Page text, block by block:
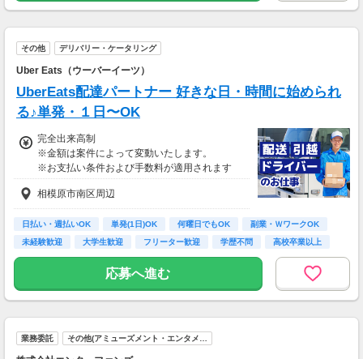
★交通誘導2級（以上）として従事した場合
■65歳～69歳迄では他の年代と同じ現場でも
安全面・体力面の考慮により比較的低負荷の業
70歳以降では低負荷業務や季節により
相談の上短時間勤務をすることもあるため
＜月収例＞
月収28万円可能
（日給1万4,000円×月20日勤務）
その他 デリバリー・ケータリング
Uber Eats（ウーバーイーツ）
UberEats配達パートナー 好きな日・時間に始められ
る♪単発・１日〜OK
完全出来高制
※金額は案件によって変動いたします。
※お支払い条件および手数料が適用されます
相模原市南区周辺
日払い・週払いOK 単発(1日)OK 何曜日でもOK
副業・ＷワークOK
未経験歓迎
大学生歓迎 フリーター歓迎 学歴不問 高校卒業以上
応募へ進む
業務委託 その他(アミューズメント・エンタメ…